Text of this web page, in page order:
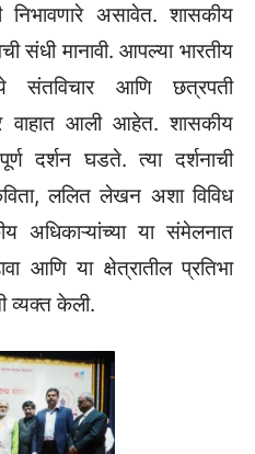
निभावणारे असावेत. शासकीय
संधी मानावी. आपल्या भारतीय
संतविचार आणि छत्रपती
वाहात आली आहेत. शासकीय
दर्शन घडते. त्या दर्शनाची
ललित लेखन अशा विविध
या संमेलनात
आणि या क्षेत्रातील प्रतिभा
व्यक्त केली.